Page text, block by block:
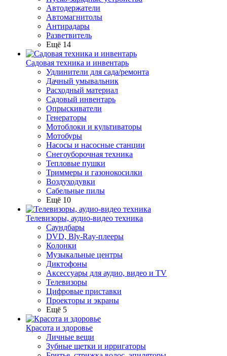
Автодержатели
Автомагнитолы
Антирадары
Разветвитель
Ещё 14
Садовая техника и инвентарь
Удлинители для сада/ремонта
Дачный умывальник
Расходный материал
Садовый инвентарь
Опрыскиватели
Генераторы
Мотоблоки и культиваторы
Мотобуры
Насосы и насосные станции
Снегоуборочная техника
Тепловые пушки
Триммеры и газонокосилки
Воздуходувки
Сабельные пилы
Ещё 10
Телевизоры, аудио-видео техника
Саундбары
DVD, Bly-Ray-плееры
Колонки
Музыкальные центры
Диктофоны
Аксессуары для аудио, видео и TV
Телевизоры
Цифровые приставки
Проекторы и экраны
Ещё 5
Красота и здоровье
Личные вещи
Зубные щетки и ирригаторы